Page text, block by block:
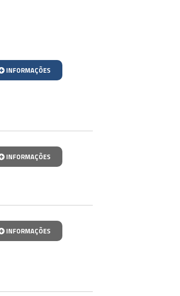
INFORMAÇÕES
INFORMAÇÕES
INFORMAÇÕES